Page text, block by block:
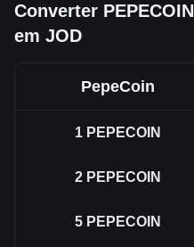
Converter PEPECOIN
em JOD
PepeCoin
1 PEPECOIN
2 PEPECOIN
5 PEPECOIN